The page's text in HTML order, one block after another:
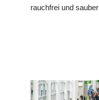
rauchfrei und sauber